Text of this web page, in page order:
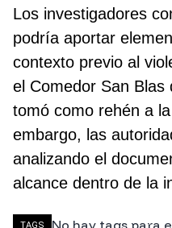
Los investigadores
podría aportar
contexto previo al
el Comedor San Blas
tomó como rehén a
embargo, las
analizando el
alcance dentro de la
TAGS